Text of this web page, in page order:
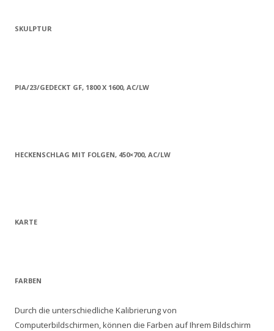
SKULPTUR
PIA/23/GEDECKT GF, 1800 X 1600, AC/LW
HECKENSCHLAG MIT FOLGEN, 450×700, AC/LW
KARTE
FARBEN
Durch die unterschiedliche Kalibrierung von
Computerbildschirmen, können die Farben auf Ihrem Bildschirm